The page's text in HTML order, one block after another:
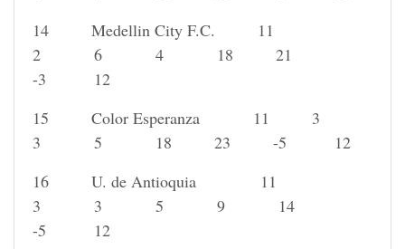
14 Medellin City F.C. 11
2 6 4 18 21
-3 12
15 Color Esperanza 11 3
3 5 18 23 -5 12
16 U. de Antioquia 11
3 3 5 9 14
-5 12